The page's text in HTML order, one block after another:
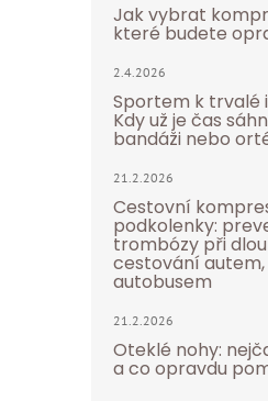
Jak vybrat
které budete
2.4.2026
Sportem k trvalé
Kdy už je čas
bandáži nebo
21.2.2026
Cestovní
podkolenky:
trombózy při
cestování
autobusem
21.2.2026
Oteklé nohy:
a co opravdu